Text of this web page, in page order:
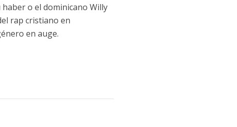
o el dominicano Willy
rap cristiano en
en auge.